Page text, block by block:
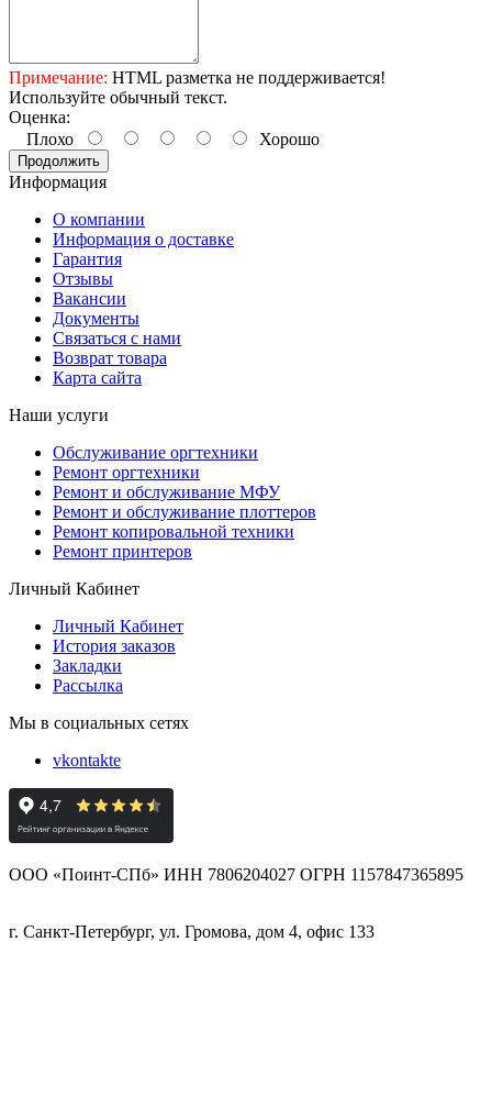
Примечание: HTML разметка не поддерживается!
Используйте обычный текст.
Оценка:
Плохо
Хорошо
Продолжить
Информация
О компании
Информация о доставке
Гарантия
Отзывы
Вакансии
Документы
Связаться с нами
Возврат товара
Карта сайта
Наши услуги
Обслуживание оргтехники
Ремонт оргтехники
Ремонт и обслуживание МФУ
Ремонт и обслуживание плоттеров
Ремонт копировальной техники
Ремонт принтеров
Личный Кабинет
Личный Кабинет
История заказов
Закладки
Рассылка
Мы в социальных сетях
vkontakte
ООО «Поинт-СПб» ИНН 7806204027 ОГРН 1157847365895
г. Санкт-Петербург, ул. Громова, дом 4, офис 133